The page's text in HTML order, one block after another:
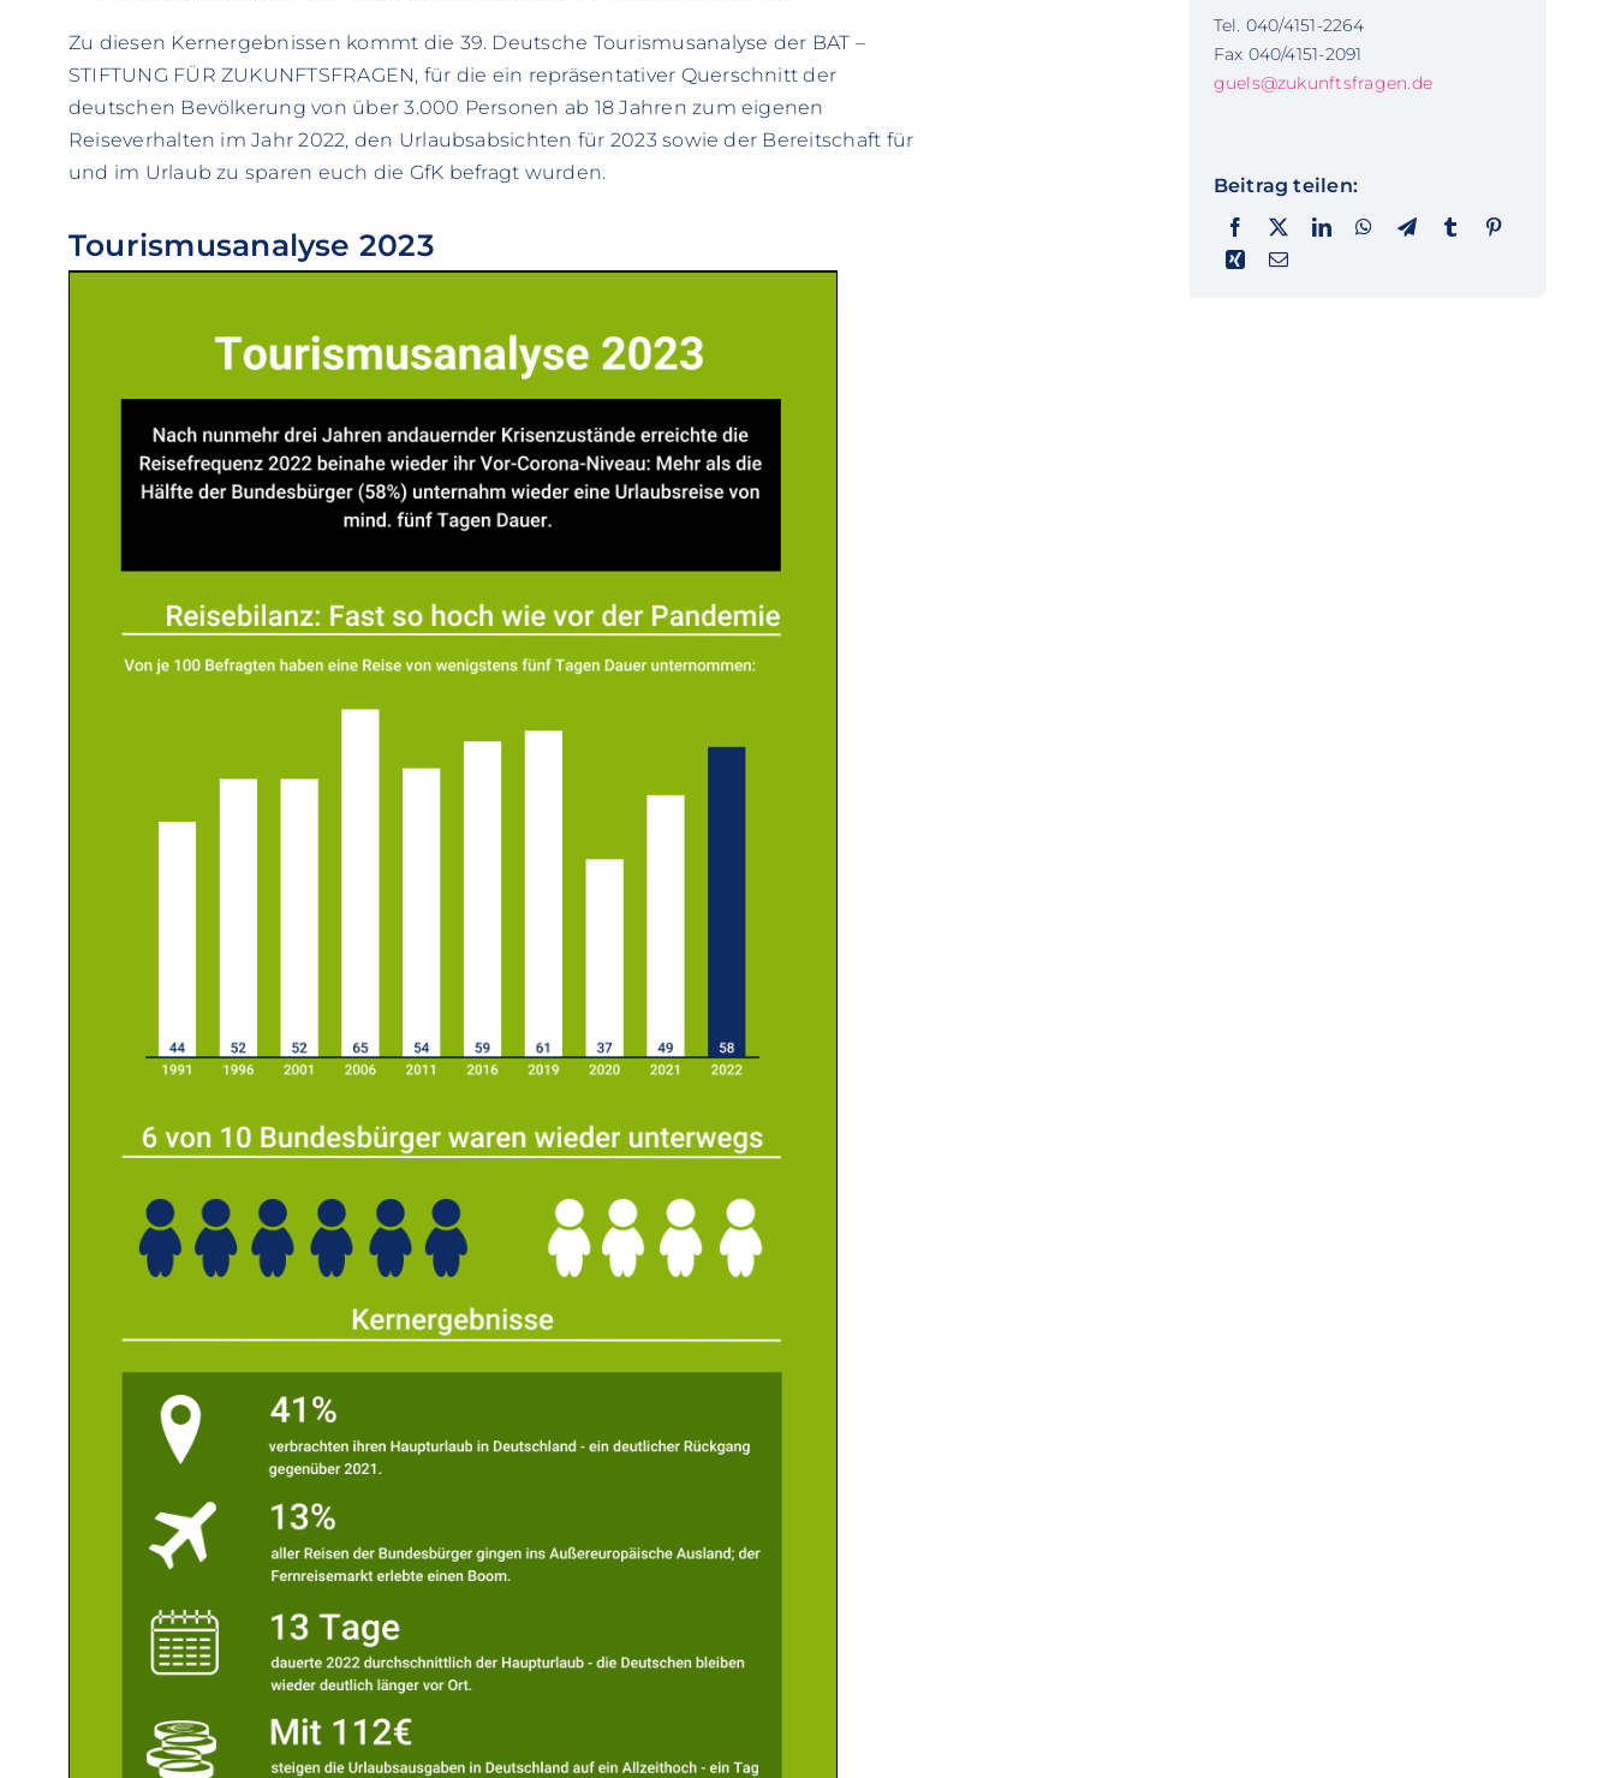
Zu diesen Kernergebnissen kommt die 39. Deutsche Tourismusanalyse der BAT –
STIFTUNG FÜR ZUKUNFTSFRAGEN, für die ein repräsentativer Querschnitt der
deutschen Bevölkerung von über 3.000 Personen ab 18 Jahren zum eigenen
Reiseverhalten im Jahr 2022, den Urlaubsabsichten für 2023 sowie der Bereitschaft für
und im Urlaub zu sparen euch die GfK befragt wurden.
Tourismusanalyse 2023
Tel. 040/4151-2264
Fax 040/4151-2091
guels@zukunftsfragen.de
Beitrag teilen: